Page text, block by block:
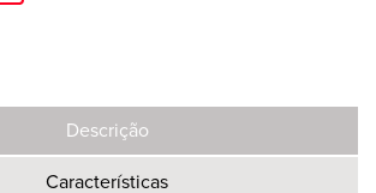
Descrição
Características